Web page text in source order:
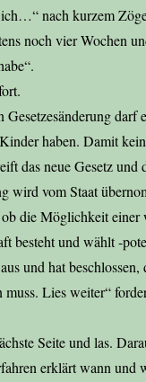
nach kurzem
noch vier Wochen
Gesetzesänderung darf
haben. Damit
das neue Gesetz und
wird vom Staat
die Möglichkeit einer
besteht und wählt -
und hat beschlossen,
muss. Lies weiter“
Seite und las.
erklärt wann und